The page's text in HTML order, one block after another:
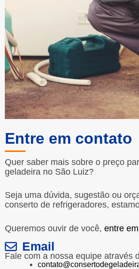
Entre em contato
Quer saber mais sobre o preço
geladeira no São Luiz?
Seja uma dúvida, sugestão ou
conserto de refrigeradores,
Queremos ouvir de você, entre
Email
Fale com a nossa equipe através